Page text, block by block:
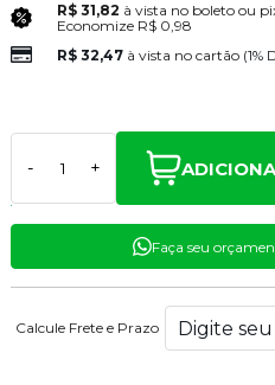
R$ 31,82 à vista no boleto ou
Economize R$ 0,98
R$ 32,47 à vista no cartão (1%
- +
Faça seu
Calcule Frete e Prazo